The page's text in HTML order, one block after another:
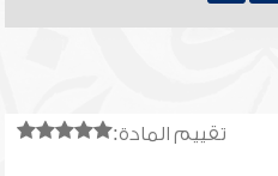
تقييم المادة: